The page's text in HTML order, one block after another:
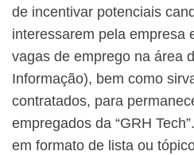
de incentivar potenciais
interessarem pela empresa
vagas de emprego na área
Informação), bem como
contratados, para
empregados da “GRH
em formato de lista ou